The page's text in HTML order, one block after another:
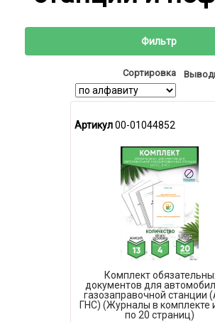
Фильтр
Сортировка
Артикул00-01044852
Комплект
документов для
газозаправочной станции
ГНС) (Журналы в комплекте
по 20 страниц)